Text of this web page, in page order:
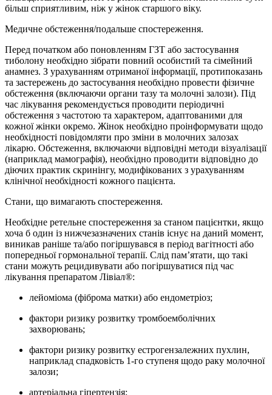
більш сприятливим, ніж у жінок старшого віку.
Медичне обстеження/подальше спостереження.
Перед початком або поновленням ГЗТ або застосування
тиболону необхідно зібрати повний особистий та сімейний
анамнез. З урахуванням отриманої інформації, протипоказань
та застережень до застосування необхідно провести фізичне
обстеження (включаючи органи тазу та молочні залози). Під
час лікування рекомендується проводити періодичні
обстеження з частотою та характером, адаптованими для
кожної жінки окремо. Жінок необхідно проінформувати щодо
необхідності повідомляти про зміни в молочних залозах
лікарю. Обстеження, включаючи відповідні методи візуалізації
(наприклад мамографія), необхідно проводити відповідно до
діючих практик скринінгу, модифікованих з урахуванням
клінічної необхідності кожного пацієнта.
Стани, що вимагають спостереження.
Необхідне ретельне спостереження за станом пацієнтки, якщо
хоча б один із нижчезазначених станів існує на даний момент,
виникав раніше та/або погіршувався в період вагітності або
попередньої гормональної терапії. Слід пам’ятати, що такі
стани можуть рецидивувати або погіршуватися під час
лікування препаратом Лівіал®:
лейоміома (фіброма матки) або ендометріоз;
фактори ризику розвитку тромбоемболічних
захворювань;
фактори ризику розвитку естрогензалежних пухлин,
наприклад спадковість 1-го ступеня щодо раку молочної
залози;
артеріальна гіпертензія;